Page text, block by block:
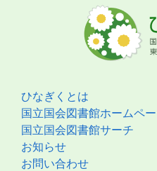
ひなぎくとは
国立国会図書館ホームペ
国立国会図書館サーチ
お知らせ
お問い合わせ